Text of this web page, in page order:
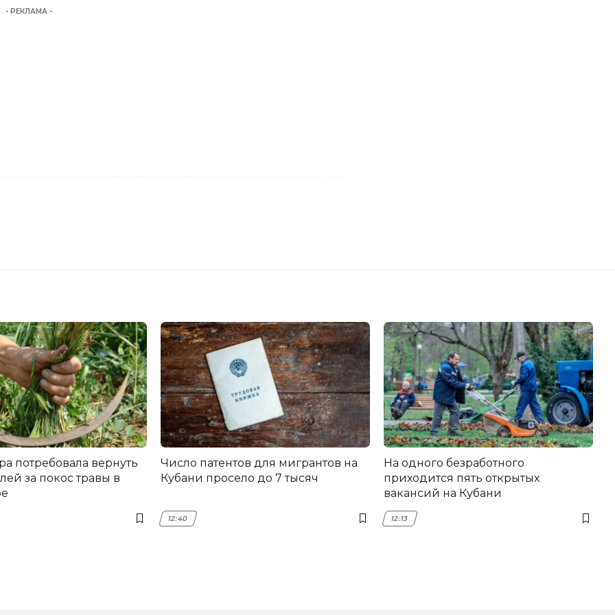
- РЕКЛАМА -
потребовала вернуть
за покос травы в
Число патентов для мигрантов на
Кубани просело до 7 тысяч
12:40
На одного безработного
приходится пять открытых
вакансий на Кубани
12:13